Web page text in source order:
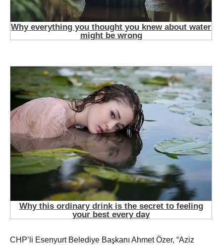
CHP’li Esenyurt Belediye Başkanı Ahmet Özer, “Aziz